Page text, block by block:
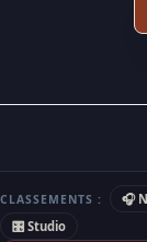
CLASSEMENTS : 🎧
🎛 Studio